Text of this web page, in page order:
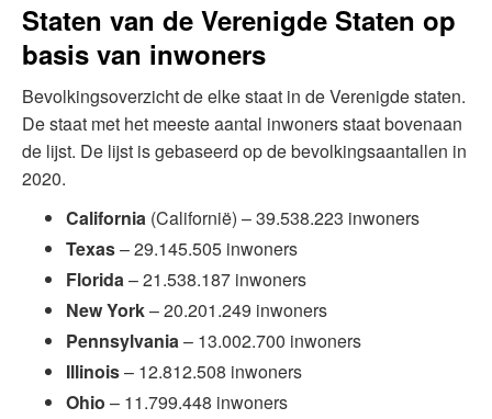
Staten van de Verenigde Staten op
basis van inwoners
Bevolkingsoverzicht de elke staat in de Verenigde staten.
De staat met het meeste aantal inwoners staat bovenaan
de lijst. De lijst is gebaseerd op de bevolkingsaantallen in
2020.
California (Californië) – 39.538.223 inwoners
Texas– 29.145.505 inwoners
Florida– 21.538.187 inwoners
New York– 20.201.249 inwoners
Pennsylvania– 13.002.700 inwoners
Illinois– 12.812.508 inwoners
Ohio – 11.799.448 inwoners